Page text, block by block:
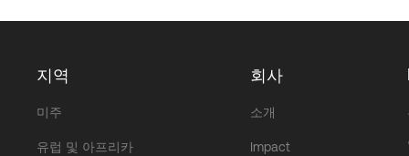
지역
미주
유럽 및 아프리카
회사
소개
Impact